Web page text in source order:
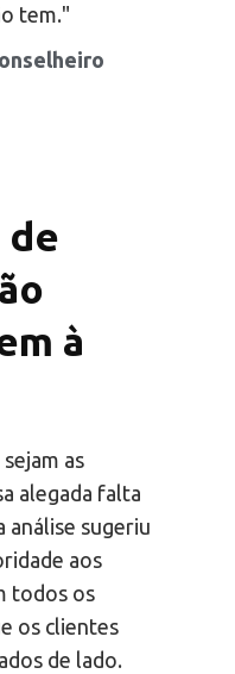
tem."
de
à
as
alegada falta
análise sugeriu
aos
todos os
os clientes
de lado.